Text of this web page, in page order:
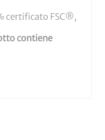
certificato FSC®,
contiene